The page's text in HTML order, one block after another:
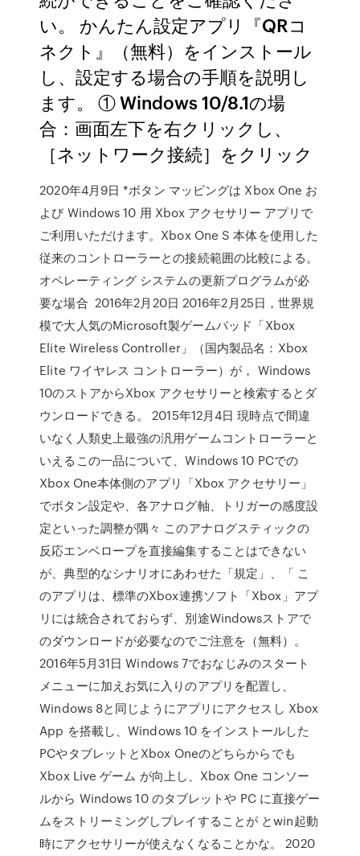
い。 かんたん設定アプリ『QRコ
ネクト』（無料）をインストール
し、設定する場合の手順を説明し
ます。 ① Windows 10/8.1の場
合：画面左下を右クリックし、
［ネットワーク接続］をクリック
2020年4月9日 *ボタン マッピングは Xbox One お
よび Windows 10 用 Xbox アクセサリー アプリで
ご利用いただけます。Xbox One S 本体を使用した
従来のコントローラーとの接続範囲の比較による。
オペレーティング システムの更新プログラムが必
要な場合 2016年2月20日 2016年2月25日，世界規
模で大人気のMicrosoft製ゲームパッド「Xbox
Elite Wireless Controller」（国内製品名：Xbox
Elite ワイヤレス コントローラー）が， Windows
10のストアからXbox アクセサリーと検索するとダ
ウンロードできる。 2015年12月4日 現時点で間違
いなく人類史上最強の汎用ゲームコントローラーと
いえるこの一品について、Windows 10 PCでの
Xbox One本体側のアプリ「Xbox アクセサリー」
でボタン設定や、各アナログ軸、トリガーの感度設
定といった調整が隅々 このアナログスティックの
反応エンベロープを直接編集することはできない
が、典型的なシナリオにあわせた「規定」、「 こ
のアプリは、標準のXbox連携ソフト「Xbox」アプ
リには統合されておらず、別途Windowsストアで
のダウンロードが必要なのでご注意を（無料）。
2016年5月31日 Windows 7でおなじみのスタート
メニューに加えお気に入りのアプリを配置し、
Windows 8と同じようにアプリにアクセスし Xbox
App を搭載し、Windows 10 をインストールした
PCやタブレットとXbox Oneのどちらからでも
Xbox Live ゲーム が向上し、Xbox One コンソー
ルから Windows 10 のタブレットや PC に直接ゲー
ムをストリーミングしプレイすることが とwin起動
時にアクセサリーが使えなくなることかな。 2020